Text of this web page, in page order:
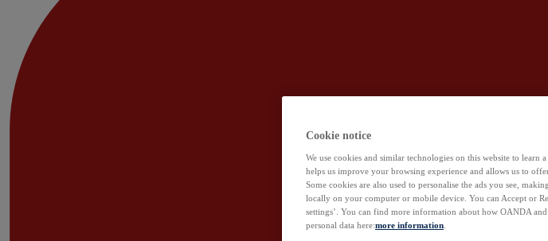
Cookie notice
We use cookies and similar technologies on this website to
helps us improve your browsing experience and allows us to
Some cookies are also used to personalise the ads you see,
locally on your computer or mobile device. You can Accept or
settings’. You can find more information about how OANDA
personal data here:more information